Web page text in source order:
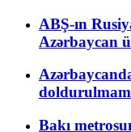
ABŞ-ın
Azərbaycan
Bakı